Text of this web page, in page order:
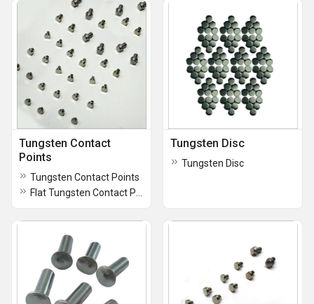
Tungsten Contact
Points
Tungsten Contact Points
Tungsten Disc
Tungsten Disc